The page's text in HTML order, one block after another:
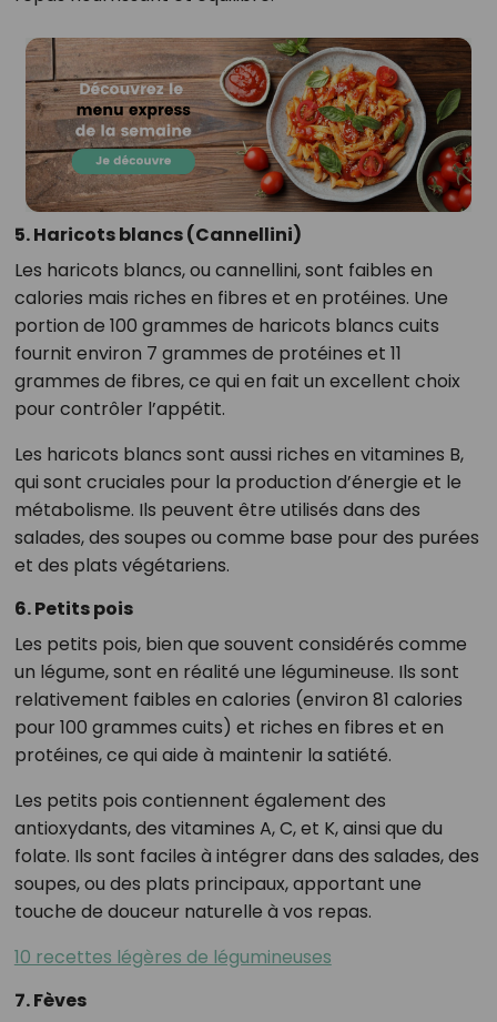
5. Haricots blancs (Cannellini)
Les haricots blancs, ou cannellini, sont faibles en
calories mais riches en fibres et en protéines. Une
portion de 100 grammes de haricots blancs cuits
fournit environ 7 grammes de protéines et 11
grammes de fibres, ce qui en fait un excellent choix
pour contrôler l’appétit.
Les haricots blancs sont aussi riches en vitamines B,
qui sont cruciales pour la production d’énergie et le
métabolisme. Ils peuvent être utilisés dans des
salades, des soupes ou comme base pour des purées
et des plats végétariens.
6. Petits pois
Les petits pois, bien que souvent considérés comme
un légume, sont en réalité une légumineuse. Ils sont
relativement faibles en calories (environ 81 calories
pour 100 grammes cuits) et riches en fibres et en
protéines, ce qui aide à maintenir la satiété.
Les petits pois contiennent également des
antioxydants, des vitamines A, C, et K, ainsi que du
folate. Ils sont faciles à intégrer dans des salades, des
soupes, ou des plats principaux, apportant une
touche de douceur naturelle à vos repas.
10 recettes légères de légumineuses
7. Fèves